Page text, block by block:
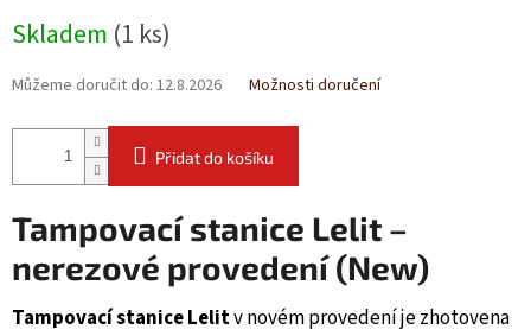
cena:
Skladem (1 ks)
Můžeme doručit do: 12.8.2026 Možnosti doručení
Přidat do košíku
Tampovací stanice Lelit –
nerezové provedení (New)
Tampovací stanice Lelitv novém provedení je zhotovena